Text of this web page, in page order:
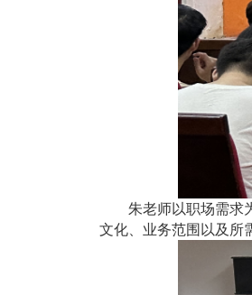
朱老师以职场需求
文化、业务范围以及所